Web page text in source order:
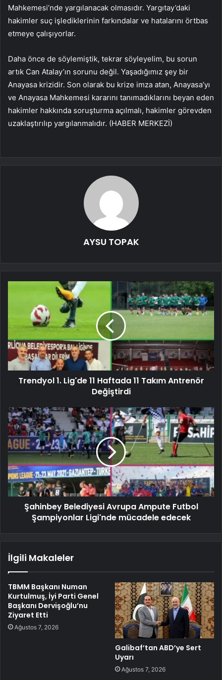
Mahkemesi’nde yargılanacak olmasıdır. Yargıtay’daki
hakimler suç işlediklerinin farkındalar ve hatalarını örtbas
etmeye çalışıyorlar.
Daha önce de söylemiştik, tekrar söyleyelim, bu sorun
artık Can Atalay’ın sorunu değil. Yaşadığımız şey bir
Anayasa krizidir. Son olarak bu krize imza atan, Anayasa’yı
ve Anayasa Mahkemesi kararını tanımadıklarını beyan eden
hakimler hakkında soruşturma açılmalı, hakimler görevden
uzaklaştırılıp yargılanmalıdır. (HABER MERKEZİ)
AYSU TOPAK
Trendyol 1. Lig'de 11 Haftada 11 Takım Antrenör
Değiştirdi
Şahinbey Belediyesi Avrupa Ampute Futbol
Şampiyonlar Ligi'nde mücadele edecek
İlgili Makaleler
TBMM Başkanı Numan
Kurtulmuş, İyi Parti Genel
Başkanı Dervişoğlu’nu
Ziyaret Etti
Ağustos 7, 2026
Galibaf’tan ABD’ye Sert
Uyarı
Ağustos 7, 2026